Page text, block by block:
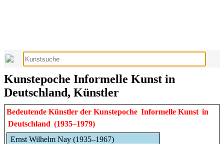
Kunstepoche Informelle Kunst in
Deutschland, Künstler
Bedeutende Künstler der Kunstepoche Informelle Kunst in
Deutschland (1935–1979)
Ernst Wilhelm Nay (1935–1967)